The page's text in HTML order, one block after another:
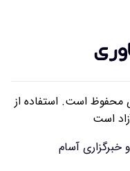
مزایا،
محفوظ است. استفاده از
است
آسام